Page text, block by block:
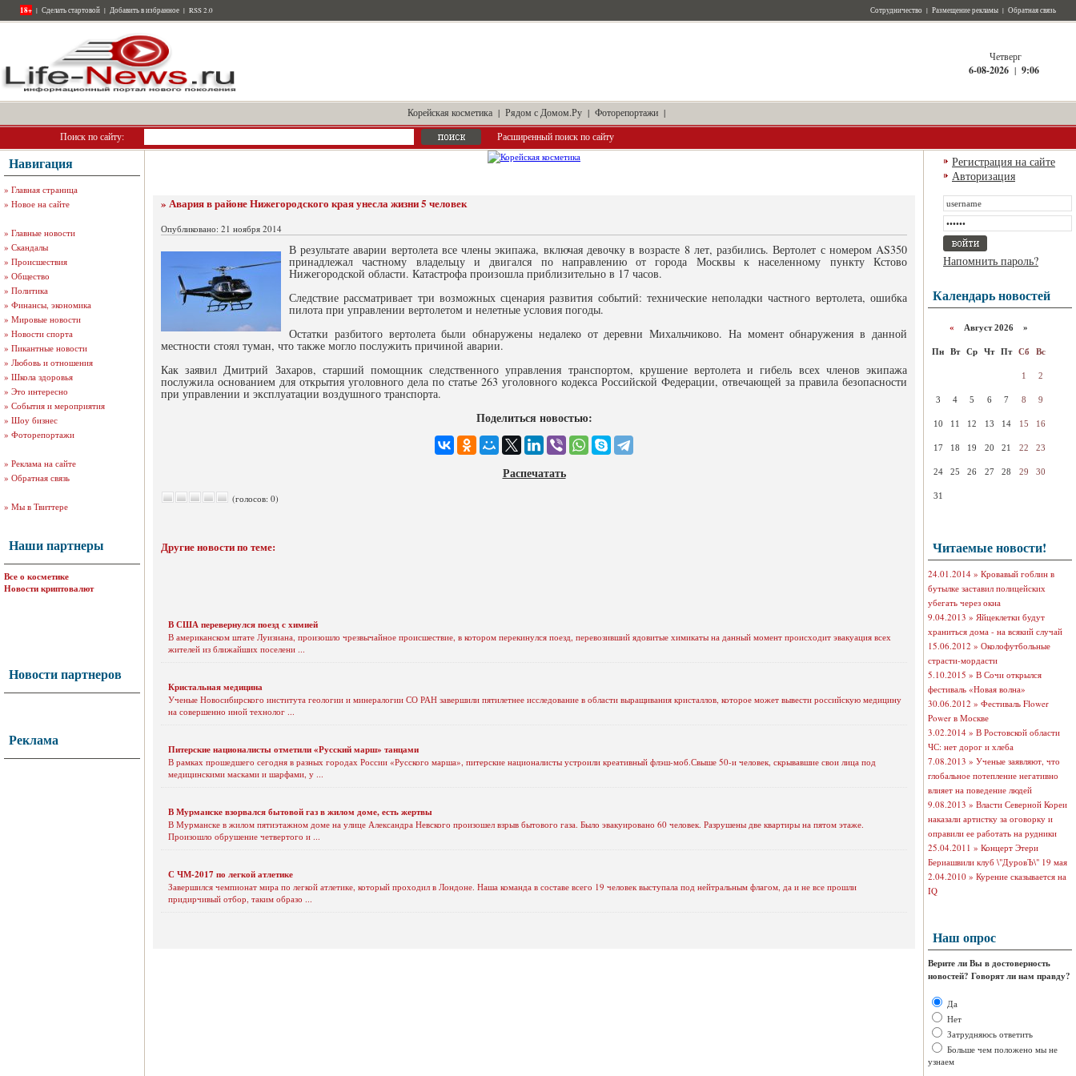
18+ | Сделать стартовой | Добавить в избранное | RSS 2.0 Сотрудничество | Размещение рекламы | Обратная связь
Четверг
6-08-2026 | 9:06
Корейская косметика | Рядом с Домом.Ру | Фоторепортажи |
Поиск по сайту:
Расширенный поиск по сайту
Навигация
» Главная страница
» Новое на сайте
» Главные новости
» Скандалы
» Происшествия
» Общество
» Политика
» Финансы, экономика
» Мировые новости
» Новости спорта
» Пикантные новости
» Любовь и отношения
» Школа здоровья
» Это интересно
» События и мероприятия
» Шоу бизнес
» Фоторепортажи
» Реклама на сайте
» Обратная связь
» Мы в Твиттере
Наши партнеры
Все о косметике
Новости криптовалют
Новости партнеров
Реклама
» Авария в районе Нижегородского края унесла жизни 5 человек
Опубликовано: 21 ноября 2014
В результате аварии вертолета все члены экипажа, включая девочку в возрасте 8 лет, разбились. Вертолет с номером AS350
принадлежал частному владельцу и двигался по направлению от города Москвы к населенному пункту Кстово
Нижегородской области. Катастрофа произошла приблизительно в 17 часов.
Следствие рассматривает три возможных сценария развития событий: технические неполадки частного вертолета, ошибка
пилота при управлении вертолетом и нелетные условия погоды.
Остатки разбитого вертолета были обнаружены недалеко от деревни Михальчиково. На момент обнаружения в данной
местности стоял туман, что также могло послужить причиной аварии.
Как заявил Дмитрий Захаров, старший помощник следственного управления транспортом, крушение вертолета и гибель всех членов экипажа
послужила основанием для открытия уголовного дела по статье 263 уголовного кодекса Российской Федерации, отвечающей за правила безопасности
при управлении и эксплуатации воздушного транспорта.
Поделиться новостью:
Распечатать
(голосов: 0)
Другие новости по теме:
В США перевернулся поезд с химией
В американском штате Луизиана, произошло чрезвычайное происшествие, в котором перекинулся поезд, перевозивший ядовитые химикаты на данный момент происходит эвакуация всех
жителей из ближайших поселени ...
Кристальная медицина
Ученые Новосибирского института геологии и минералогии СО РАН завершили пятилетнее исследование в области выращивания кристаллов, которое может вывести российскую медицину
на совершенно иной технолог ...
Питерские националисты отметили «Русский марш» танцами
В рамках прошедшего сегодня в разных городах России «Русского марша», питерские националисты устроили креативный флэш-моб.Свыше 50-и человек, скрывавшие свои лица под
медицинскими масками и шарфами, у ...
В Мурманске взорвался бытовой газ в жилом доме, есть жертвы
В Мурманске в жилом пятиэтажном доме на улице Александра Невского произошел взрыв бытового газа. Было эвакуировано 60 человек. Разрушены две квартиры на пятом этаже.
Произошло обрушение четвертого и ...
С ЧМ-2017 по легкой атлетике
Завершился чемпионат мира по легкой атлетике, который проходил в Лондоне. Наша команда в составе всего 19 человек выступала под нейтральным флагом, да и не все прошли
придирчивый отбор, таким образо ...
Регистрация на сайте
Авторизация
Напомнить пароль?
Календарь новостей
« Август 2026 »
Пн Вт Ср Чт Пт Сб Вс
1 2
3 4 5 6 7 8 9
10 11 12 13 14 15 16
17 18 19 20 21 22 23
24 25 26 27 28 29 30
31
Читаемые новости!
24.01.2014 » Кровавый гоблин в
бутылке заставил полицейских
убегать через окна
9.04.2013 » Яйцеклетки будут
храниться дома - на всякий случай
15.06.2012 » Околофутбольные
страсти-мордасти
5.10.2015 » В Сочи открылся
фестиваль «Новая волна»
30.06.2012 » Фестиваль Flower
Power в Москве
3.02.2014 » В Ростовской области
ЧС: нет дорог и хлеба
7.08.2013 » Ученые заявляют, что
глобальное потепление негативно
влияет на поведение людей
9.08.2013 » Власти Северной Кореи
наказали артистку за оговорку и
оправили ее работать на рудники
25.04.2011 » Концерт Этери
Бериашвили клуб \"ДуровЪ\" 19 мая
2.04.2010 » Курение сказывается на
IQ
Наш опрос
Верите ли Вы в достоверность
новостей? Говорят ли нам правду?
Да
Нет
Затрудняюсь ответить
Больше чем положено мы не
узнаем